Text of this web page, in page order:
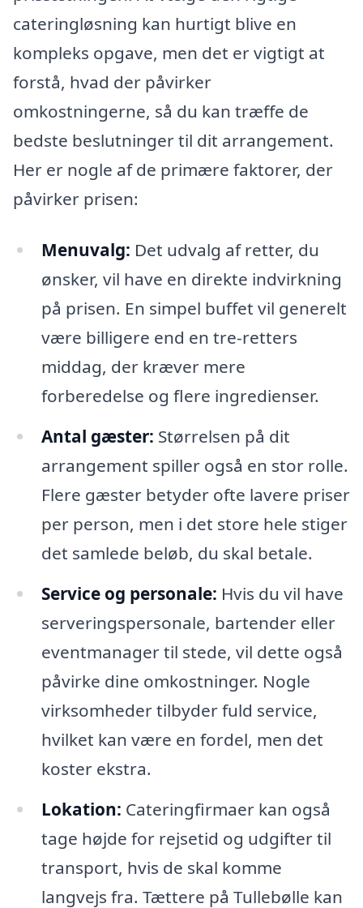
cateringløsning kan hurtigt blive en
kompleks opgave, men det er vigtigt at
forstå, hvad der påvirker
omkostningerne, så du kan træffe de
bedste beslutninger til dit arrangement.
Her er nogle af de primære faktorer, der
påvirker prisen:
Menuvalg: Det udvalg af retter, du
ønsker, vil have en direkte indvirkning
på prisen. En simpel buffet vil generelt
være billigere end en tre-retters
middag, der kræver mere
forberedelse og flere ingredienser.
Antal gæster: Størrelsen på dit
arrangement spiller også en stor rolle.
Flere gæster betyder ofte lavere priser
per person, men i det store hele stiger
det samlede beløb, du skal betale.
Service og personale: Hvis du vil have
serveringspersonale, bartender eller
eventmanager til stede, vil dette også
påvirke dine omkostninger. Nogle
virksomheder tilbyder fuld service,
hvilket kan være en fordel, men det
koster ekstra.
Lokation: Cateringfirmaer kan også
tage højde for rejsetid og udgifter til
transport, hvis de skal komme
langvejs fra. Tættere på Tullebølle kan